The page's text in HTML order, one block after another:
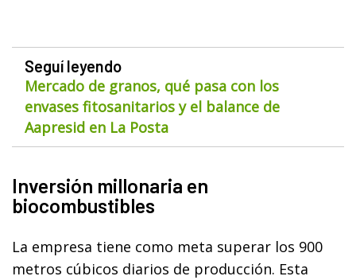
Seguí leyendo
Mercado de granos, qué pasa con los
envases fitosanitarios y el balance de
Aapresid en La Posta
Inversión millonaria en
biocombustibles
La empresa tiene como meta superar los 900
metros cúbicos diarios de producción. Esta